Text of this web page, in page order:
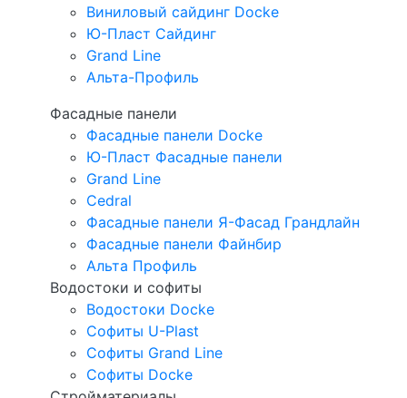
Виниловый сайдинг Docke
Ю-Пласт Сайдинг
Grand Line
Альта-Профиль
Фасадные панели
Фасадные панели Docke
Ю-Пласт Фасадные панели
Grand Line
Cedral
Фасадные панели Я-Фасад Грандлайн
Фасадные панели Файнбир
Альта Профиль
Водостоки и софиты
Водостоки Docke
Софиты U-Plast
Софиты Grand Line
Софиты Docke